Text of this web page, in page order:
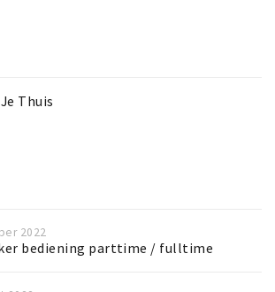
Thuis
2022
bediening parttime / fulltime